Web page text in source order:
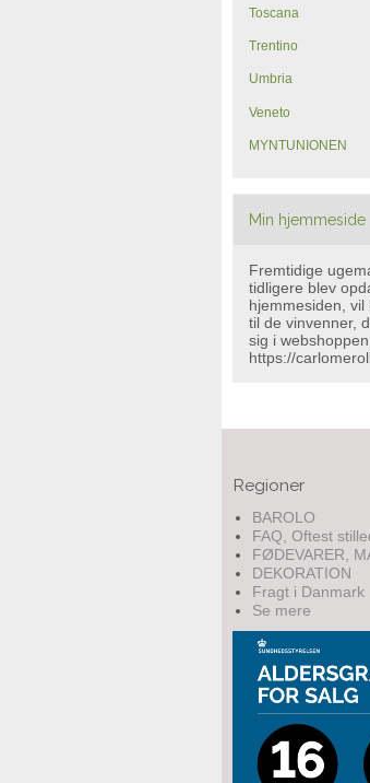
Toscana
Trentino
Umbria
Veneto
MYNTUNIONEN
Min hjemmeside
Fremtidige
tidligere blev
hjemmesiden, vil
til de vinvenner,
sig i webshoppen
https://
Regioner
BAROLO
FAQ, Oftest
FØDEVARER,
DEKORATION
Fragt i Danmark
Se mere